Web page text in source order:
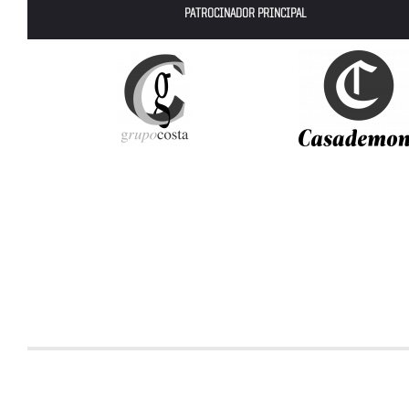
PATROCINADOR PRINCIPAL